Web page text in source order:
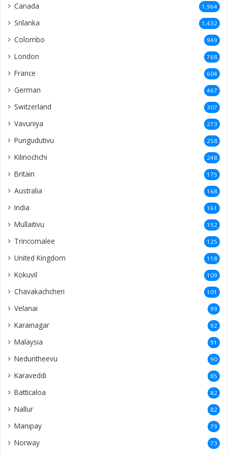
Canada 1,964
Srilanka 1,432
Colombo 949
London 768
France 604
German 467
Switzerland 307
Vavuniya 273
Pungudutivu 258
Kilinochchi 248
Britain 175
Australia 168
India 161
Mullaitivu 152
Trincomalee 125
United Kingdom 118
Kokuvil 109
Chavakachcheri 101
Velanai 99
Karainagar 92
Malaysia 91
Neduntheevu 90
Karaveddi 85
Batticaloa 82
Nallur 82
Manipay 79
Norway 73